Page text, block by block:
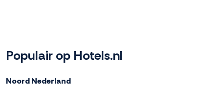
Populair op Hotels.nl
Noord Nederland